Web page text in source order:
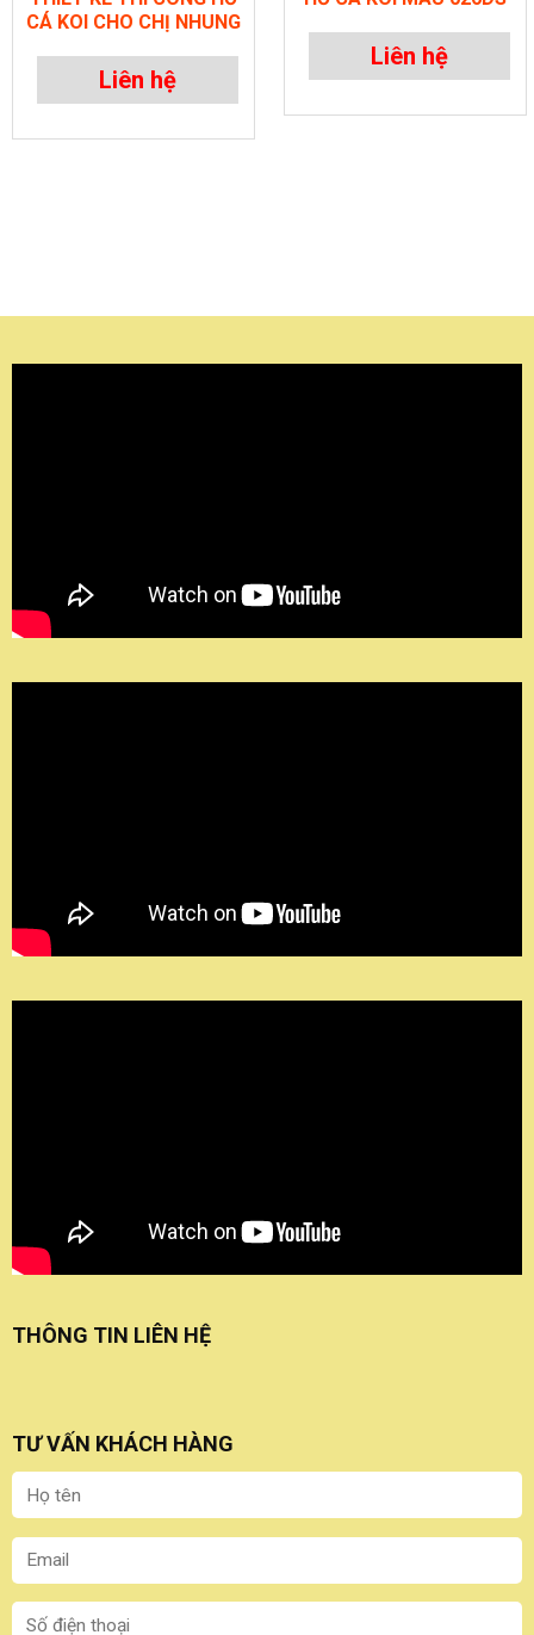
CÁ KOI CHO CHỊ NHUNG
Liên hệ
Liên hệ
THÔNG TIN LIÊN HỆ
TƯ VẤN KHÁCH HÀNG